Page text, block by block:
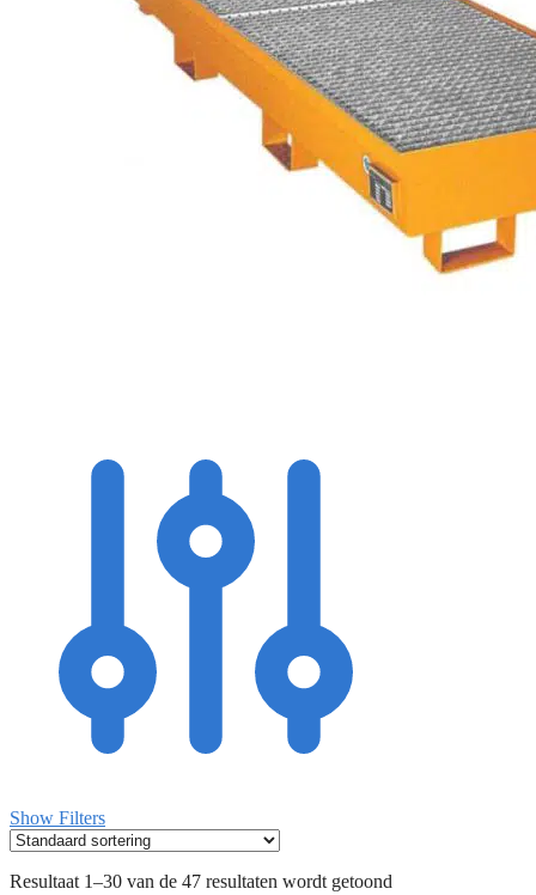
Show Filters
Resultaat 1–30 van de 47 resultaten wordt getoond